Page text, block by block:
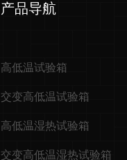
产品导航
高低温试验箱
交变高低温试验箱
高低温湿热试验箱
交变高低温湿热试验箱